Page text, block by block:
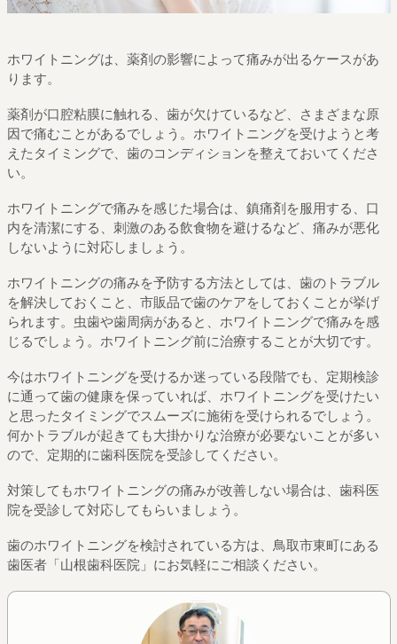
ホワイトニングは、薬剤の影響によって痛みが出るケースがあ
ります。
薬剤が口腔粘膜に触れる、歯が欠けているなど、さまざまな原
因で痛むことがあるでしょう。ホワイトニングを受けようと考
えたタイミングで、歯のコンディションを整えておいてくださ
い。
ホワイトニングで痛みを感じた場合は、鎮痛剤を服用する、口
内を清潔にする、刺激のある飲食物を避けるなど、痛みが悪化
しないように対応しましょう。
ホワイトニングの痛みを予防する方法としては、歯のトラブル
を解決しておくこと、市販品で歯のケアをしておくことが挙げ
られます。虫歯や歯周病があると、ホワイトニングで痛みを感
じるでしょう。ホワイトニング前に治療することが大切です。
今はホワイトニングを受けるか迷っている段階でも、定期検診
に通って歯の健康を保っていれば、ホワイトニングを受けたい
と思ったタイミングでスムーズに施術を受けられるでしょう。
何かトラブルが起きても大掛かりな治療が必要ないことが多い
ので、定期的に歯科医院を受診してください。
対策してもホワイトニングの痛みが改善しない場合は、歯科医
院を受診して対応してもらいましょう。
歯のホワイトニングを検討されている方は、鳥取市東町にある
歯医者「山根歯科医院」にお気軽にご相談ください。